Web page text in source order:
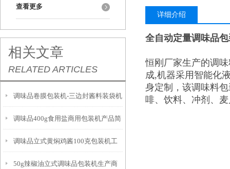
查看更多
相关文章
RELATED ARTICLES
调味品卷膜包装机-三边封酱料装袋机
的特点
调味品400g食用盐商用包装机产品简
介
调味品立式黄焖鸡酱100克包装机工
作原理
50g辣椒油立式调味品包装机生产商
详细介绍
全自动定量调味品包
恒刚厂家生产的调
成,机器采用智能化
身定制，该调味料
啡、饮料、冲剂、